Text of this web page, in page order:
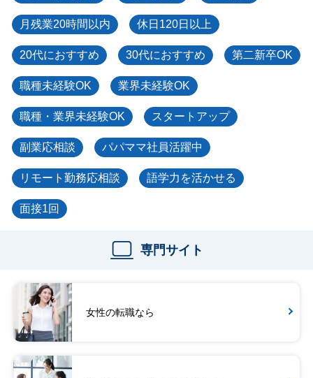
月残業20時間以内 休日120日以上
20代におすすめ 30代におすすめ 第二新卒OK
職種未経験OK 業界未経験OK
職種・業界未経験OK スタートアップ
副業応相談 パパママ社員活躍中
リモート勤務応相談 語学力を活かせる
面接1回
専門サイト
女性の転職なら